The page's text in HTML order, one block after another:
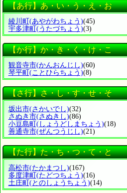
【あ行】あ・い・う・え・お
綾川町 (あやがわちょう)(45)
宇多津町 (うたづちょう)(3)
【か行】か・き・く・け・こ
観音寺市(かんおんじし)(60)
琴平町 (ことひらちょう)(8)
【さ行】さ・し・す・せ・そ
坂出市(さかいでし)(32)
さぬき市(さぬきし)(86)
小豆島町 (しょうどしまちょう)(18)
善通寺市(ぜんつうじし)(21)
【た行】た・ち・つ・て・と
高松市(たかまつし)(167)
多度津町(たどつちょう)(16)
土庄町(とのしょうちょう)(14)